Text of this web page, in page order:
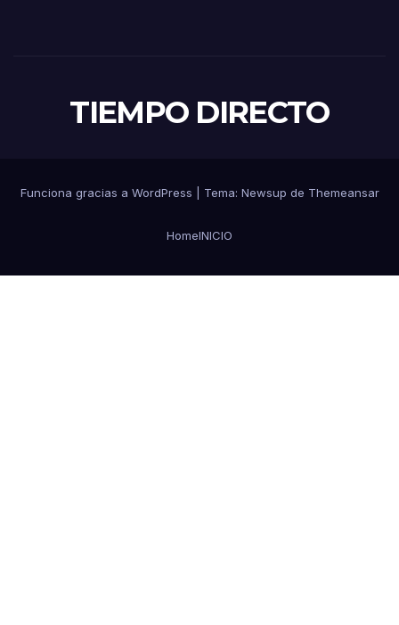
TIEMPO DIRECTO
Funciona gracias a WordPress Tema: Newsup de Themeansar
HomeINICIO